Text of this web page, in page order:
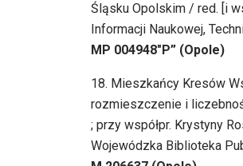
Śląsku Opolskim / red. [i
Informacji Naukowej,
MP 004948″P” (Opole)
18. Mieszkańcy Kresów
rozmieszczenie i
; przy współpr. Krystyny
Wojewódzka Biblioteka